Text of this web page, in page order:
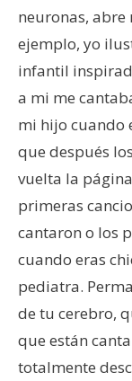
neuronas, abre
ejemplo, yo
infantil
a mi me
mi hijo cuando
que después
vuelta la
primeras
cantaron o los
cuando eras
pediatra.
de tu cerebro,
que están
totalmente